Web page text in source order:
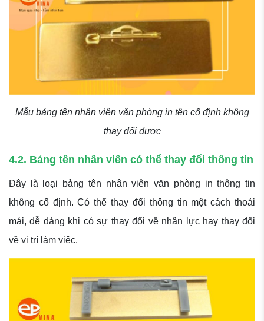
Mẫu bảng tên nhân viên văn phòng in tên cố định không
thay đổi được
4.2. Bảng tên nhân viên có thể thay đổi thông tin
Đây là loại bảng tên nhân viên văn phòng in thông tin
không cố định. Có thể thay đổi thông tin một cách thoải
mái, dễ dàng khi có sự thay đổi về nhân lực hay thay đổi
về vị trí làm việc.